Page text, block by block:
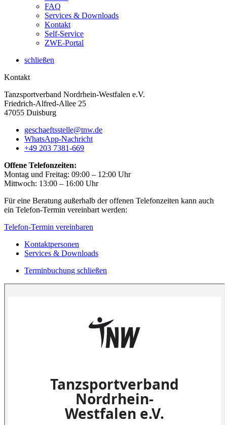
FAQ
Services & Downloads
Kontakt
Self-Service
ZWE-Portal
schließen
Kontakt
Tanzsportverband Nordrhein-Westfalen e.V.
Friedrich-Alfred-Allee 25
47055 Duisburg
geschaeftsstelle@tnw.de
WhatsApp-Nachricht
+49 203 7381-669
Offene Telefonzeiten:
Montag und Freitag: 09:00 – 12:00 Uhr
Mittwoch: 13:00 – 16:00 Uhr
Für eine Beratung außerhalb der offenen Telefonzeiten kann auch
ein Telefon-Termin vereinbart werden:
Telefon-Termin vereinbaren
Kontaktpersonen
Services & Downloads
Terminbuchung schließen